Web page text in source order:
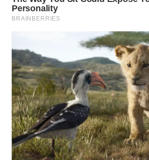
SUMEDANG
WN
KEPULAUAN
SERIBU
WN
TANGERANG
WN